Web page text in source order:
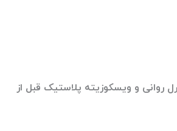
روانی و ویسکوزیته پلاستیک قبل از